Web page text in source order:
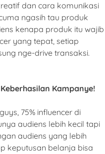
dan cara komunikasi
ngasih tau produk
kenapa produk itu wajib
yang tepat, setiap
nge-drive transaksi.
Kampanye!
75% influencer di
audiens lebih kecil tapi
audiens yang lebih
keputusan belanja bisa